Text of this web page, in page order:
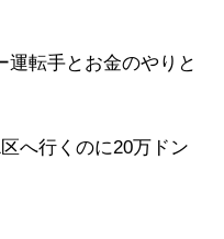
運転手とお金のやりと
へ行くのに20万ドン